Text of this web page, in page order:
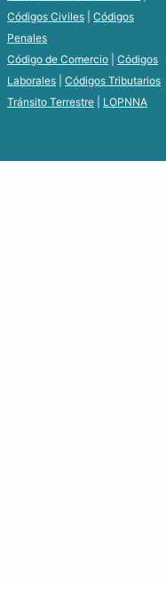
Códigos Civiles
Códigos
Penales
Código de Comercio
Códigos
Laborales
Códigos Tributarios
Tránsito Terrestre
LOPNNA